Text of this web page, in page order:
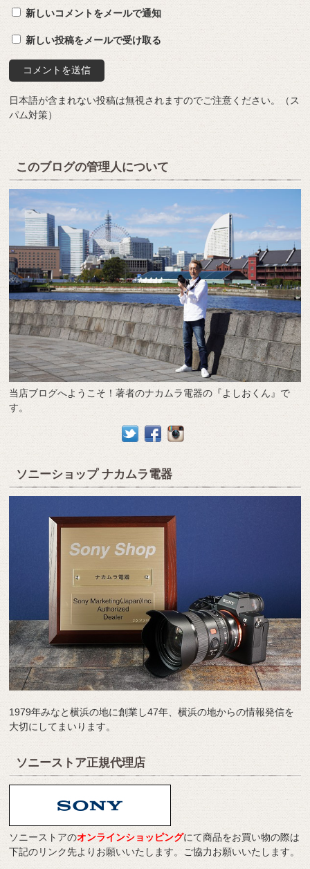
新しいコメントをメールで通知
新しい投稿をメールで受け取る
日本語が含まれない投稿は無視されますのでご注意ください。（ス
パム対策）
このブログの管理人について
当店ブログへようこそ！著者のナカムラ電器の『よしおくん』で
す。
ソニーショップ ナカムラ電器
1979年みなと横浜の地に創業し47年、横浜の地からの情報発信を
大切にしてまいります。
ソニーストア正規代理店
ソニーストアのオンラインショッピングにて商品をお買い物の際は
下記のリンク先よりお願いいたします。ご協力お願いいたします。